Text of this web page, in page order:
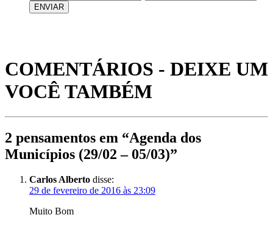
COMENTÁRIOS - DEIXE UM
VOCÊ TAMBÉM
2 pensamentos em “Agenda dos
Municípios (29/02 – 05/03)”
Carlos Alberto disse:
29 de fevereiro de 2016 às 23:09
Muito Bom